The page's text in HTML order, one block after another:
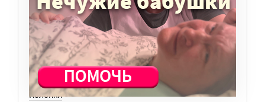
ТЕМЫ
Вера
Законы
История
Колонки